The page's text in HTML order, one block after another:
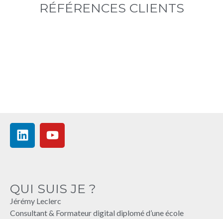
RÉFÉRENCES CLIENTS
QUI SUIS JE ?
Jérémy Leclerc
Consultant & Formateur digital diplomé d’une école